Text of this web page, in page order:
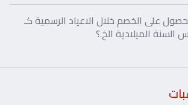
على الخصم خلال الاعياد الرسمية كـ
السنة الميلادية الخ.؟